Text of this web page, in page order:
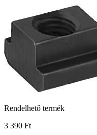
Rendelhető termék
3 390 Ft